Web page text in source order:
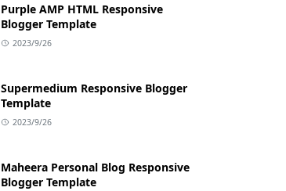
Purple AMP HTML Responsive
Blogger Template
2023/9/26
Supermedium Responsive Blogger
Template
2023/9/26
Maheera Personal Blog Responsive
Blogger Template